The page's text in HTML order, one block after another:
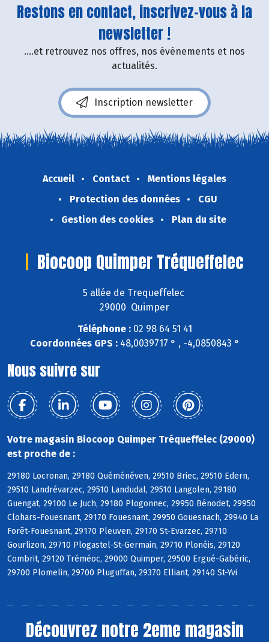
Restons en contact, inscrivez-vous à la
newsletter !
....et retrouvez nos offres, nos événements et nos
actualités.
Inscription newsletter
Accueil Contact
Mentions légales
Protection des données
CGU
Gestion des cookies
Plan du site
Biocoop Quimper Tréqueffelec
5 allée de Trequeffelec
29000 Quimper
Téléphone :02 98 64 51 41
Coordonnées GPS :48,0039717 ° , -4,0850843 °
Nous suivre sur
Votre magasin Biocoop Quimper Tréqueffelec (29000)
est proche de :
29180 Locronan, 29180 Quéménéven, 29510 Briec, 29510 Edern,
29510 Landrévarzec, 29510 Landudal, 29510 Langolen, 29180
Guengat, 29100 Le Juch, 29180 Plogonnec, 29950 Bénodet, 29950
Clohars-Fouesnant, 29170 Fouesnant, 29950 Gouesnach, 29940 La
Forêt-Fouesnant, 29170 Pleuven, 29170 St-Evarzec, 29710
Gourlizon, 29710 Plogastel-St-Germain, 29710 Plonéis, 29120
Combrit, 29120 Tréméoc, 29000 Quimper, 29500 Ergué-Gabéric,
29700 Plomelin, 29700 Pluguffan, 29370 Elliant, 29140 St-Yvi
Découvrez notre 2eme magasin